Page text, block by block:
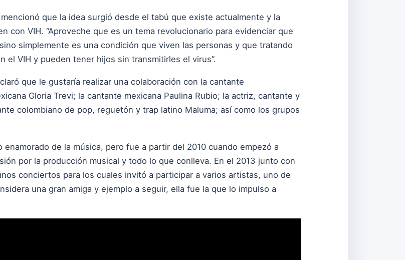
que la idea surgió desde el tabú que existe actualmente y la
con VIH. “Aproveche que es un tema revolucionario para evidenciar que
simplemente es una condición que viven las personas y que tratando
el VIH y pueden tener hijos sin transmitirles el virus”.
que le gustaría realizar una colaboración con la cantante
Gloria Trevi; la cantante mexicana Paulina Rubio; la actriz, cantante y
colombiano de pop, reguetón y trap latino Maluma; así como los grupos
de la música, pero fue a partir del 2010 cuando empezó a
por la producción musical y todo lo que conlleva. En el 2013 junto con
conciertos para los cuales invitó a participar a varios artistas, uno de
una gran amiga y ejemplo a seguir, ella fue la que lo impulso a